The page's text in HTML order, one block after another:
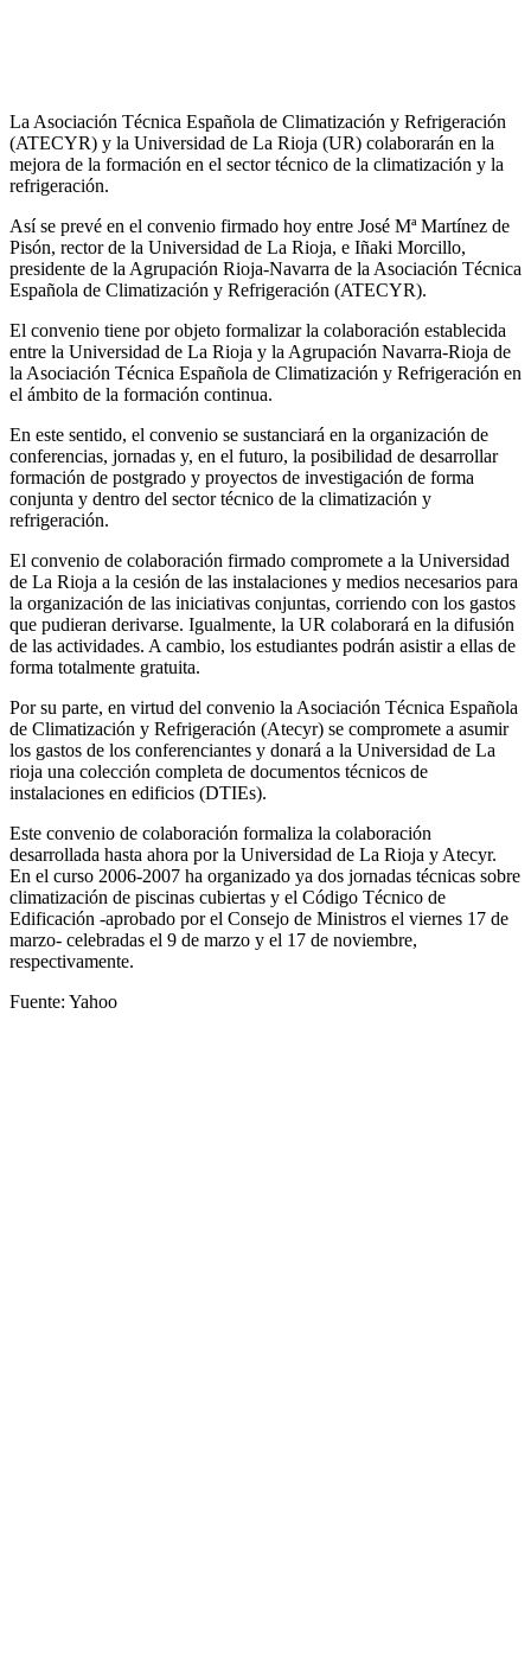
La Asociación Técnica Española de Climatización y Refrigeración
(ATECYR) y la Universidad de La Rioja (UR) colaborarán en la
mejora de la formación en el sector técnico de la climatización y la
refrigeración.
Así se prevé en el convenio firmado hoy entre José Mª Martínez de
Pisón, rector de la Universidad de La Rioja, e Iñaki Morcillo,
presidente de la Agrupación Rioja-Navarra de la Asociación Técnica
Española de Climatización y Refrigeración (ATECYR).
El convenio tiene por objeto formalizar la colaboración establecida
entre la Universidad de La Rioja y la Agrupación Navarra-Rioja de
la Asociación Técnica Española de Climatización y Refrigeración en
el ámbito de la formación continua.
En este sentido, el convenio se sustanciará en la organización de
conferencias, jornadas y, en el futuro, la posibilidad de desarrollar
formación de postgrado y proyectos de investigación de forma
conjunta y dentro del sector técnico de la climatización y
refrigeración.
El convenio de colaboración firmado compromete a la Universidad
de La Rioja a la cesión de las instalaciones y medios necesarios para
la organización de las iniciativas conjuntas, corriendo con los gastos
que pudieran derivarse. Igualmente, la UR colaborará en la difusión
de las actividades. A cambio, los estudiantes podrán asistir a ellas de
forma totalmente gratuita.
Por su parte, en virtud del convenio la Asociación Técnica Española
de Climatización y Refrigeración (Atecyr) se compromete a asumir
los gastos de los conferenciantes y donará a la Universidad de La
rioja una colección completa de documentos técnicos de
instalaciones en edificios (DTIEs).
Este convenio de colaboración formaliza la colaboración
desarrollada hasta ahora por la Universidad de La Rioja y Atecyr.
En el curso 2006-2007 ha organizado ya dos jornadas técnicas sobre
climatización de piscinas cubiertas y el Código Técnico de
Edificación -aprobado por el Consejo de Ministros el viernes 17 de
marzo- celebradas el 9 de marzo y el 17 de noviembre,
respectivamente.
Fuente: Yahoo